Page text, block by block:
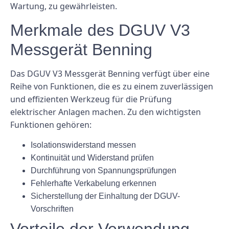
Wartung, zu gewährleisten.
Merkmale des DGUV V3
Messgerät Benning
Das DGUV V3 Messgerät Benning verfügt über eine
Reihe von Funktionen, die es zu einem zuverlässigen
und effizienten Werkzeug für die Prüfung
elektrischer Anlagen machen. Zu den wichtigsten
Funktionen gehören:
Isolationswiderstand messen
Kontinuität und Widerstand prüfen
Durchführung von Spannungsprüfungen
Fehlerhafte Verkabelung erkennen
Sicherstellung der Einhaltung der DGUV-
Vorschriften